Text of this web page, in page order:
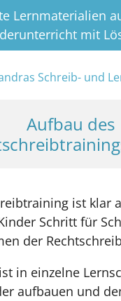
Schreib- und
Lernmaterialien
mit
Aufbau des
ist klar
Schritt für
der
in einzelne
aufbauen und